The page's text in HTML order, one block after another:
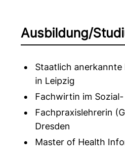
Ausbildung/
Staatlich
in Leipzig
Fachwirtin im
Fachpraxislehrerin
Dresden
Master of Health